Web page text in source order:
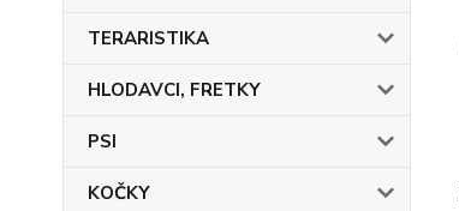
TERARISTIKA
HLODAVCI, FRETKY
PSI
KOČKY